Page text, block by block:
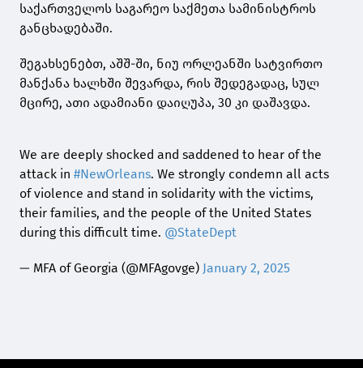
საქართველოს საგარეო საქმეთა სამინისტროს
განცხადებაში.
შეგახსენებთ, აშშ-ში, ნიუ ორლეანში სატვირთო
მანქანა ხალხში შევარდა, რის შედეგადაც, სულ
მცირე, ათი ადამიანი დაიღუპა, 30 კი დაშავდა.
We are deeply shocked and saddened to hear of the
attack in #NewOrleans. We strongly condemn all acts
of violence and stand in solidarity with the victims,
their families, and the people of the United States
during this difficult time. @StateDept
— MFA of Georgia (@MFAgovge) January 2, 2025